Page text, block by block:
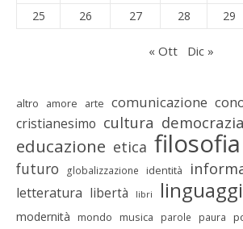
25
26 27 28 29
« Ott Dic »
altro amore arte comunicazione
cristianesimo cultura democrazia
educazione etica filosofia
futuro globalizzazione identità
letteratura libertà libri
modernità mondo musica parole paura